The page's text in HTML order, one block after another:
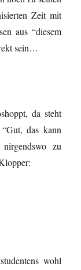
Zeit mit
aus “diesem
sein…
da steht
das kann
zu
wohl